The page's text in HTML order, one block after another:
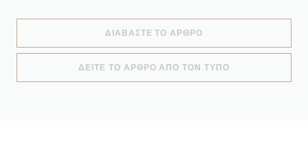
ΔΙΑΒΆΣΤΕ ΤΟ ΆΡΘΡΟ
ΔΕΊΤΕ ΤΟ ΆΡΘΡΟ ΑΠΌ ΤΟΝ ΤΎΠΟ((ΑΝΟΊΓΕΙ ΣΕ